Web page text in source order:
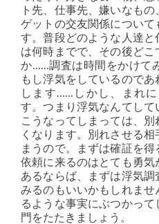
ト先、仕事先、嫌いなも
ゲットの交友関係について
す。普段どのような人達
は何時までで、その後ど
か……調査は時間をかけて
もし浮気をしているので
します……しかし、まれ
す。つまり浮気なんてして
こうなってしまっては、
くなります。別れさせる
まうので。まずは確証を
依頼に来るのはとても勇
あるならば、まずは浮気
みるのもいいかもしれま
るような事実にぶつかっ
門をたたきましょう。